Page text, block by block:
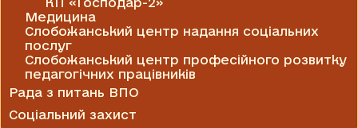
Медицина
Слобожанський центр надання соціальних
послуг
Слобожанський центр професійного розвитку
педагогічних працівників
Рада з питань ВПО
Соціальний захист